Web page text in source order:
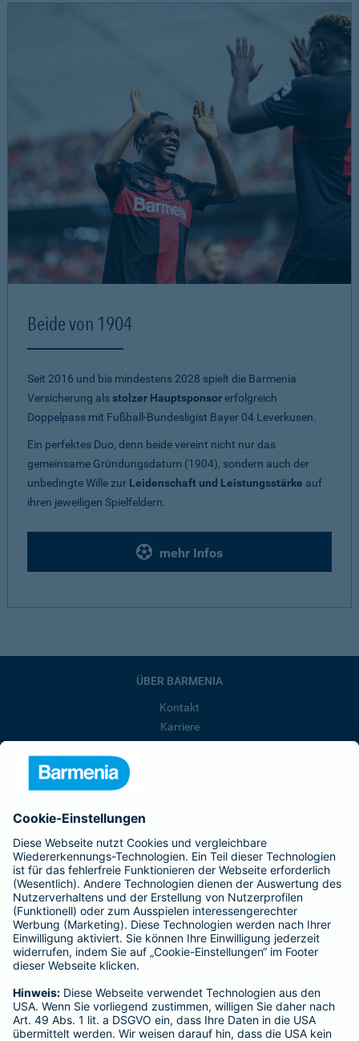
Beide von 1904
Seit 2016 und bis mindestens 2028 spielt die Barmenia
Versicherung alsstolzer Hauptsponsorerfolgreich
Doppelpass mit Fußball-Bundesligist Bayer 04 Leverkusen.
Ein perfektes Duo, denn beide vereint nicht nur das
gemeinsame Gründungsdatum (1904), sondern auch der
unbedingte Wille zur Leidenschaft und Leistungsstärke auf
ihren jeweiligen Spielfeldern.
mehr Infos
ÜBER BARMENIA
Kontakt
Karriere
Barmenia ist Teil der BarmeniaGothaer
BELIEBTE SEITEN
Kranken-Zusatzversicherung
Tierversicherungen
Haftpflichtversicherung
Hausratversicherung
Adresse ändern
Schaden melden